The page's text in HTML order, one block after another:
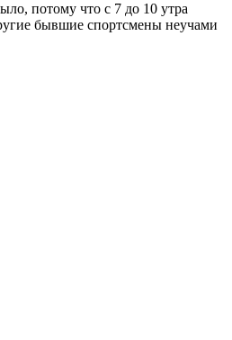
потому что с 7 до 10 утра
бывшие спортсмены неучами